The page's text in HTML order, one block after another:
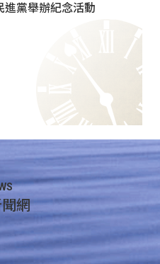
進黨舉辦紀念活動
網